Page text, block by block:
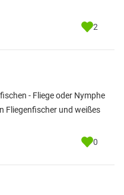
2
- Fliege oder Nymphe
Fliegenfischer und weißes
0